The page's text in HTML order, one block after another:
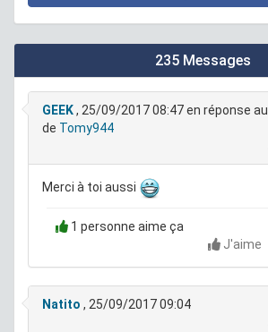
235 Messages
GEEK, 25/09/2017 08:47en réponse au
de Tomy944
Merci à toi aussi
1 personne aime ça
J'aime
Natito , 25/09/2017 09:04